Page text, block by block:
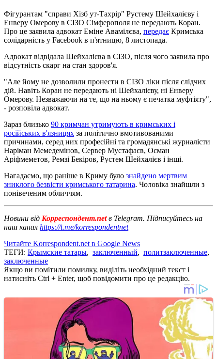
Фігурантам "справи Хізб ут-Тахрір" Рустему Шейхалієву і
Енверу Омерову в СІЗО Сімферополя не передають Коран.
Про це заявила адвокат Еміне Авамілєва, передає Кримська
солідарність у Facebook в п'ятницю, 8 листопада.
Адвокат відвідала Шейхалієва в СІЗО, після чого заявила про
відсутність скарг на стан здоров'я.
"Але йому не дозволили пронести в СІЗО ліки після слідчих
дій. Навіть Коран не передають ні Шейхалієву, ні Енверу
Омерову. Незважаючи на те, що на ньому є печатка муфтіяту",
- розповіла адвокат.
Зараз близько 90 кримчан утримують в кримських і
російських в'язницях за політично вмотивованими
причинами, серед них професійні та громадянські журналісти
Наріман Мемедемінов, Сервер Мустафаєв, Осман
Аріфмеметов, Ремзі Бекіров, Рустем Шейхалієв і інші.
Нагадаємо, що раніше в Криму було знайдено мертвим
зниклого безвісти кримського татарина. Чоловіка знайшли з
понівеченим обличчям.
Новини від Корреспондент.netв Telegram. Підписуйтесь на
наш канал https://t.me/korrespondentnet
Читайте Korrespondent.net в Google News
ТЕГИ: Крымские татары, заключенный, политзаключенные,
заключенные
Якщо ви помітили помилку, виділіть необхідний текст і
натисніть Ctrl + Enter, щоб повідомити про це редакцію.